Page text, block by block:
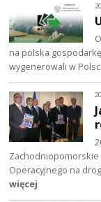
na polska
wygenerowali w
Zachodniopomorskie
Operacyjnego na
więcej